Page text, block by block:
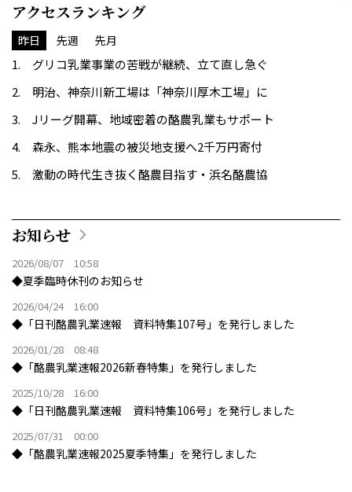
アクセスランキング
昨日 先週 先月
グリコ乳業事業の苦戦が継続、立て直し急ぐ
明治、神奈川新工場は「神奈川厚木工場」に
Jリーグ開幕、地域密着の酪農乳業もサポート
森永、熊本地震の被災地支援へ2千万円寄付
激動の時代生き抜く酪農目指す・浜名酪農協
お知らせ
2026/08/07 10:58
◆夏季臨時休刊のお知らせ
2026/04/24 16:00
◆「日刊酪農乳業速報 資料特集107号」を発行しました
2026/01/28 08:48
◆「酪農乳業速報2026新春特集」を発行しました
2025/10/28 16:00
◆「日刊酪農乳業速報 資料特集106号」を発行しました
2025/07/31 00:00
◆「酪農乳業速報2025夏季特集」を発行しました